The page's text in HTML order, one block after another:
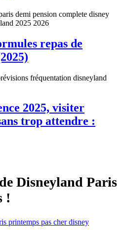
repas de
2025, visiter
trop attendre :
Disneyland Paris
!